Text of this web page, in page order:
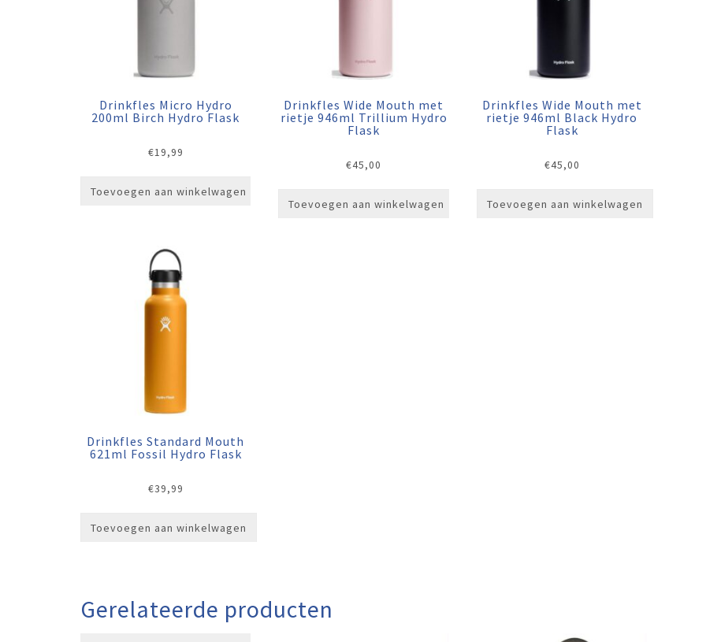
Drinkfles Micro Hydro
200ml Birch Hydro Flask
€19,99
Toevoegen aan winkelwagen
Drinkfles Wide Mouth met
rietje 946ml Trillium Hydro
Flask
€45,00
Toevoegen aan winkelwagen
Drinkfles Wide Mouth met
rietje 946ml Black Hydro
Flask
€45,00
Toevoegen aan winkelwagen
Drinkfles Standard Mouth
621ml Fossil Hydro Flask
€39,99
Toevoegen aan winkelwagen
Gerelateerde producten